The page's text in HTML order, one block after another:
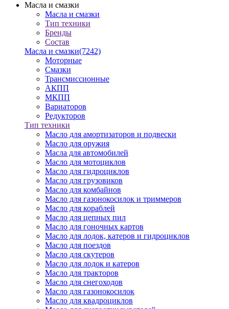
Масла и смазки
Масла и смазки
Тип техники
Бренды
Состав
Масла и смазки(7242)
Моторные
Смазки
Трансмиссионные
АКПП
МКПП
Вариаторов
Редукторов
Тип техники
Масло для амортизаторов и подвески
Масло для оружия
Масла для автомобилей
Масло для мотоциклов
Масло для гидроциклов
Масло для грузовиков
Масло для комбайнов
Масло для газонокосилок и триммеров
Масло для кораблей
Масло для цепных пил
Масло для гоночных картов
Масло для лодок, катеров и гидроциклов
Масло для поездов
Масло для скутеров
Масло для лодок и катеров
Масло для тракторов
Масло для снегоходов
Масло для газонокосилок
Масло для квадроциклов